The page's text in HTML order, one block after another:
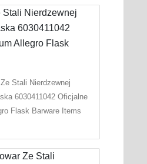
Stali Nierdzewnej
6030411042 Oficjalne
Flask Barware Items